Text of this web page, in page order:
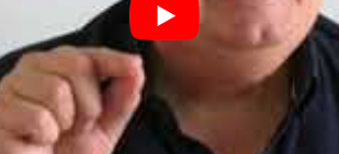
es sich hierbei um ein freiwilliges
Hochschulsysteme entlang der
auch die österreichischen –